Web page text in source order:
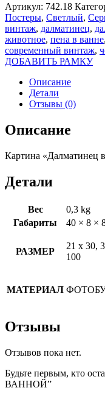
Артикул: 742.18
Постеры, Светлый,
винтаж, далматинец,
животное, пена в ванне,
современный винтаж,
ДОБАВИТЬ РАМКУ
Описание
Детали
Отзывы (0)
Описание
Картина «Далматинец
Детали
Вес
0,3 kg
Габариты
40 × 8 ×
РАЗМЕР
21 х 30,
100
МАТЕРИАЛ
Отзывы
Отзывов пока нет.
Будьте первым, кто
ВАННОЙ”